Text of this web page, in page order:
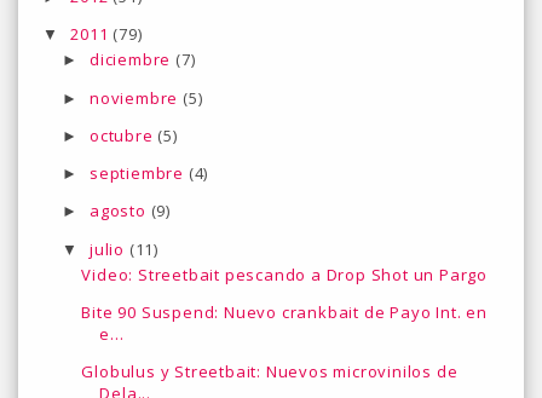
▼2011 (79)
► diciembre (7)
► noviembre (5)
► octubre (5)
► septiembre (4)
► agosto (9)
▼ julio (11)
Video: Streetbait pescando a Drop Shot un Pargo
Bite 90 Suspend: Nuevo crankbait de Payo Int. en
e...
Globulus y Streetbait: Nuevos microvinilos de
Dela...